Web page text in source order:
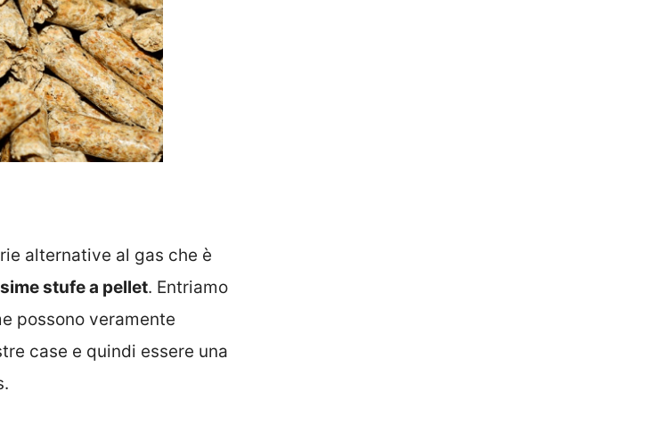
alternative al gas che è
stufe a pellet. Entriamo
possono veramente
case e quindi essere una